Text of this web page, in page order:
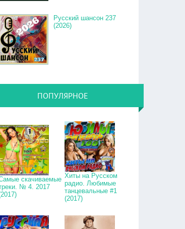
Русский шансон 237
(2026)
ПОПУЛЯРНОЕ
скачиваемые
№ 4. 2017
Хиты на Русском
радио. Любимые
танцевальные #1
(2017)